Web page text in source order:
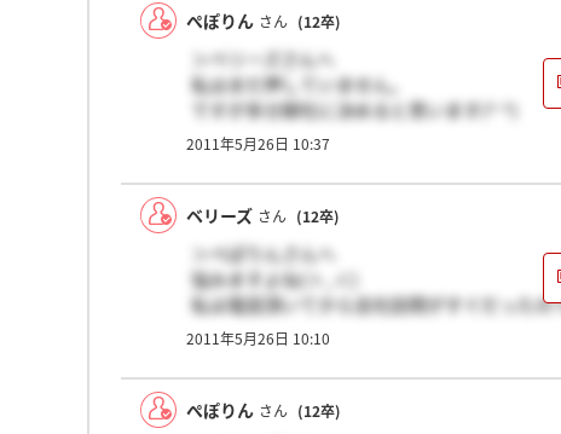
ぺぽりん さん (12卒)
＞ベリーズさんへ
私はまだ押していません。
ですが多分御社に決めると思います(^ ^)
印鑑押すに行く際に、もう一度志望動機など
2011年5月26日 10:37
ベリーズ さん (12卒)
＞ぺぽりんさんへ
悩みますよね(＞_＜)
私は電話頂いてから会社訪問がすぐだった
か？
でももし一緒に働くことになったら宜しく
2011年5月26日 10:10
ぺぽりん さん (12卒)